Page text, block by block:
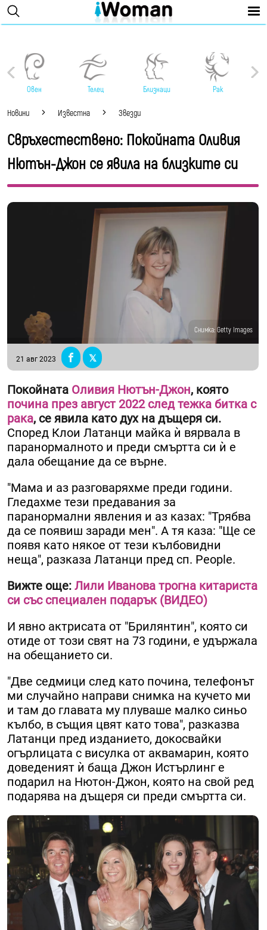
Овен Телец Близнаци Рак
Новини Известна Звезди
Свръхестествено: Покойната Оливия
Нютън-Джон се явила на близките си
Снимка: Getty Images
21 авг 2023
Покойната Оливия Нютън-Джон, която
почина през август 2022 след тежка битка с
рака, се явила като дух на дъщеря си.
Според Клои Латанци майка ѝ вярвала в
паранормалното и преди смъртта си ѝ е
дала обещание да се върне.
"Мама и аз разговаряхме преди години.
Гледахме тези предавания за
паранормални явления и аз казах: "Трябва
да се появиш заради мен". А тя каза: "Ще се
появя като някое от тези кълбовидни
неща", разказа Латанци пред сп. People.
Вижте още: Лили Иванова трогна китариста
си със специален подарък (ВИДЕО)
И явно актрисата от "Брилянтин", която си
отиде от този свят на 73 години, е удържала
на обещанието си.
"Две седмици след като почина, телефонът
ми случайно направи снимка на кучето ми
и там до главата му плуваше малко синьо
кълбо, в същия цвят като това", разказва
Латанци пред изданието, докосвайки
огърлицата с висулка от аквамарин, която
доведеният ѝ баща Джон Истърлинг е
подарил на Нютон-Джон, която на свой ред
подарява на дъщеря си преди смъртта си.